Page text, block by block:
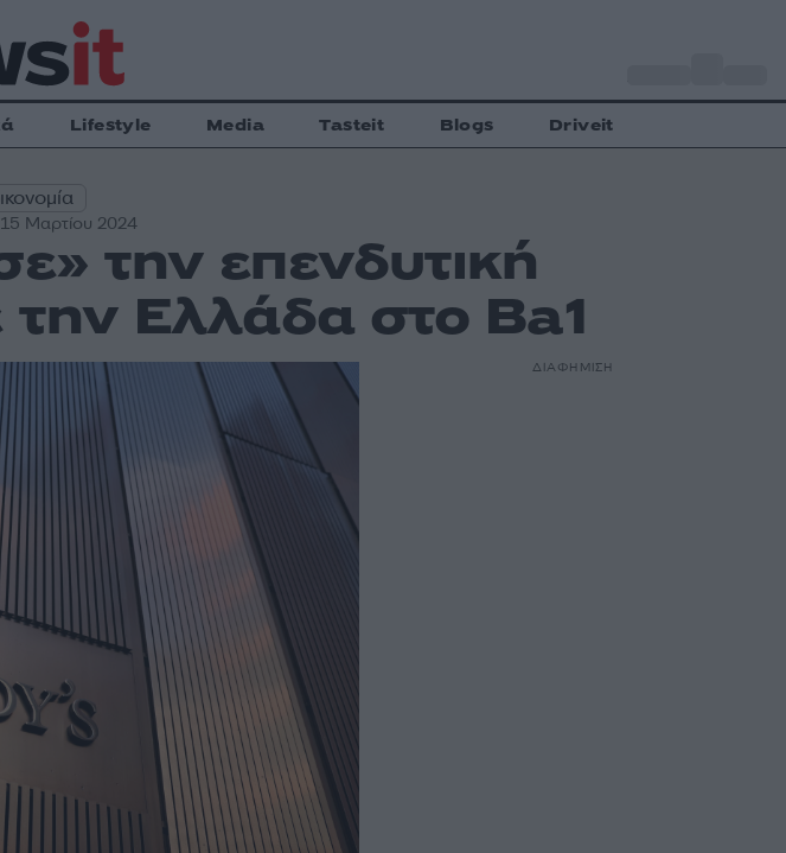
Lifestyle Media Tasteit Blogs Driveit
Μαρτίου 2024
την επενδυτική
Ελλάδα στο Ba1
ΔΙΑΦΗΜΙΣΗ